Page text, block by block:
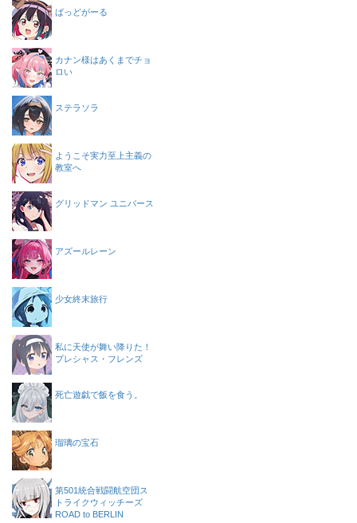
ばっどがーる
カナン様はあくまでチョ
ロい
ステラソラ
ようこそ実力至上主義の
教室へ
グリッドマン ユニバース
アズールレーン
少女終末旅行
私に天使が舞い降りた！
プレシャス・フレンズ
死亡遊戯で飯を食う。
瑠璃の宝石
第501統合戦闘航空団ス
トライクウィッチーズ
ROAD to BERLIN